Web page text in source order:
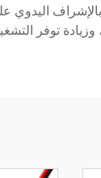
اليدوي
توفر